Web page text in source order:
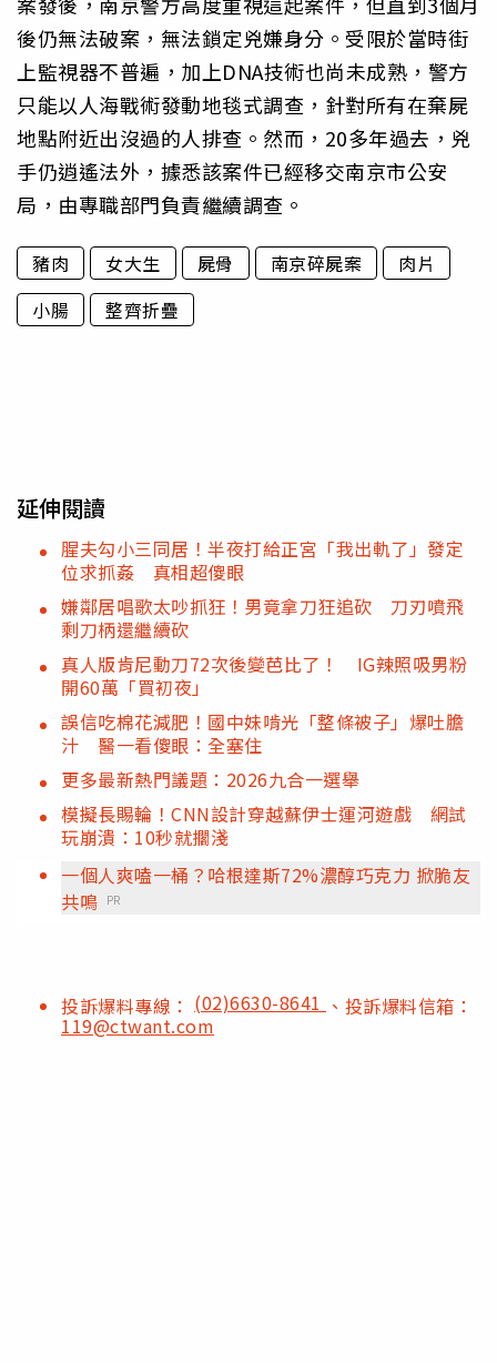
後仍無法破案，無法鎖定兇嫌身分。受限於當時街
上監視器不普遍，加上DNA技術也尚未成熟，警方
只能以人海戰術發動地毯式調查，針對所有在棄屍
地點附近出沒過的人排查。然而，20多年過去，兇
手仍逍遙法外，據悉該案件已經移交南京市公安
局，由專職部門負責繼續調查。
豬肉 女大生 屍骨 南京碎屍案
肉片
小腸
整齊折疊
延伸閱讀
腥夫勾小三同居！半夜打給正宮「我出軌了」發定
位求抓姦 真相超傻眼
嫌鄰居唱歌太吵抓狂！男竟拿刀狂追砍 刀刃噴飛
剩刀柄還繼續砍
真人版肯尼動刀72次後變芭比了！ IG辣照吸男粉
開60萬「買初夜」
誤信吃棉花減肥！國中妹啃光「整條被子」爆吐膽
汁 醫一看傻眼：全塞住
更多最新熱門議題：2026九合一選舉
模擬長賜輪！CNN設計穿越蘇伊士運河遊戲 網試
玩崩潰：10秒就擱淺
一個人爽嗑一桶？哈根達斯72%濃醇巧克力 掀脆友
共鳴 PR
投訴爆料專線： (02)6630-8641 、投訴爆料信箱：
119@ctwant.com